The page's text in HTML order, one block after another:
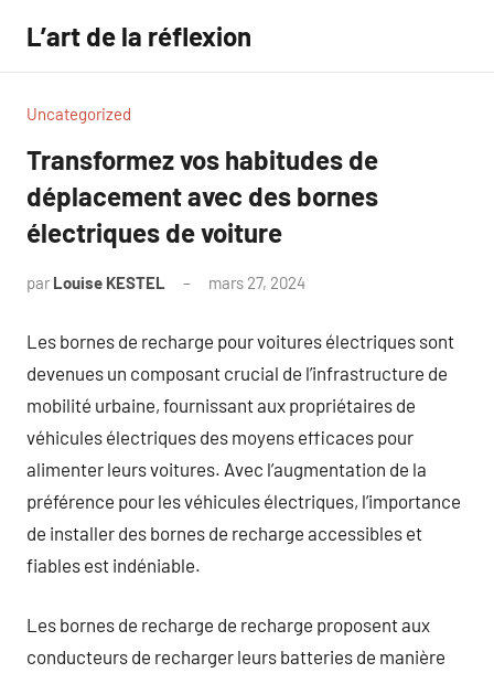
contenu
L’art de la réflexion
Uncategorized
Transformez vos habitudes de
déplacement avec des bornes
électriques de voiture
par Louise KESTEL mars 27, 2024
Les bornes de recharge pour voitures électriques sont
devenues un composant crucial de l’infrastructure de
mobilité urbaine, fournissant aux propriétaires de
véhicules électriques des moyens efficaces pour
alimenter leurs voitures. Avec l’augmentation de la
préférence pour les véhicules électriques, l’importance
de installer des bornes de recharge accessibles et
fiables est indéniable.
Les bornes de recharge de recharge proposent aux
conducteurs de recharger leurs batteries de manière